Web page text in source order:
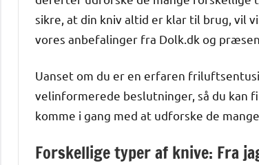
sikre, at din kniv altid er klar til brug, vil
vores anbefalinger fra Dolk.dk og
Uanset om du er en erfaren
velinformerede beslutninger, så du kan
komme i gang med at udforske de
Forskellige typer af knive: Fra